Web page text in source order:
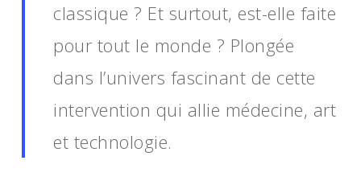
classique ? Et surtout, est-elle faite
pour tout le monde ? Plongée
dans l’univers fascinant de cette
intervention qui allie médecine, art
et technologie.